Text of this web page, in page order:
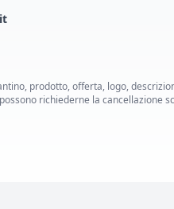
prodotto, offerta, logo,
richiederne la cancellazione